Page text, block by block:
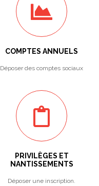
COMPTES ANNUELS
Déposer des comptes sociaux
PRIVILÈGES ET
NANTISSEMENTS
Déposer une inscription.